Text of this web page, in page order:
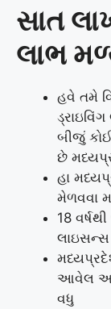
સાત
લાભ
હવે તમે
બીજું
છે
હા
મેળવવા
18
આવેલ
વધુ